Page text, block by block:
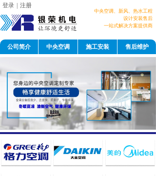
登录 注册
中央空调、新风、 热水工程
设计安装售后
一站式解决方案提供商
售后维护
中央空调 施工安装
公司简介